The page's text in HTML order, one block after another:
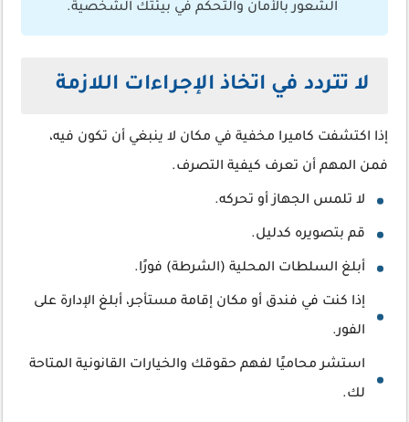
الشعور بالأمان والتحكم في بيئتك الشخصية.
لا تتردد في اتخاذ الإجراءات اللازمة
إذا اكتشفت كاميرا مخفية في مكان لا ينبغي أن تكون فيه،
فمن المهم أن تعرف كيفية التصرف.
لا تلمس الجهاز أو تحركه.
قم بتصويره كدليل.
أبلغ السلطات المحلية (الشرطة) فورًا.
إذا كنت في فندق أو مكان إقامة مستأجر، أبلغ الإدارة على
الفور.
استشر محاميًا لفهم حقوقك والخيارات القانونية المتاحة
لك.